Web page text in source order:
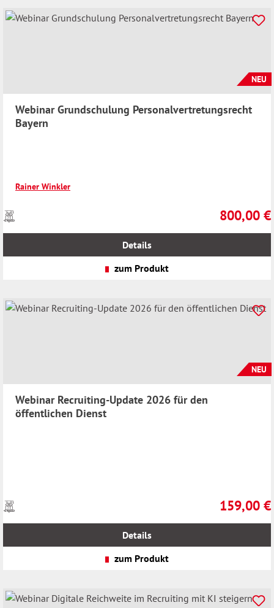
NEU
Webinar Grundschulung Personalvertretungsrecht
Bayern
Rainer Winkler
Regulärer
800,00 €
Preise
inkl.
Details
zum Produkt
NEU
Webinar Recruiting-Update 2026 für den
öffentlichen Dienst
Regulärer
159,00 €
Preise
inkl.
Details
zum Produkt